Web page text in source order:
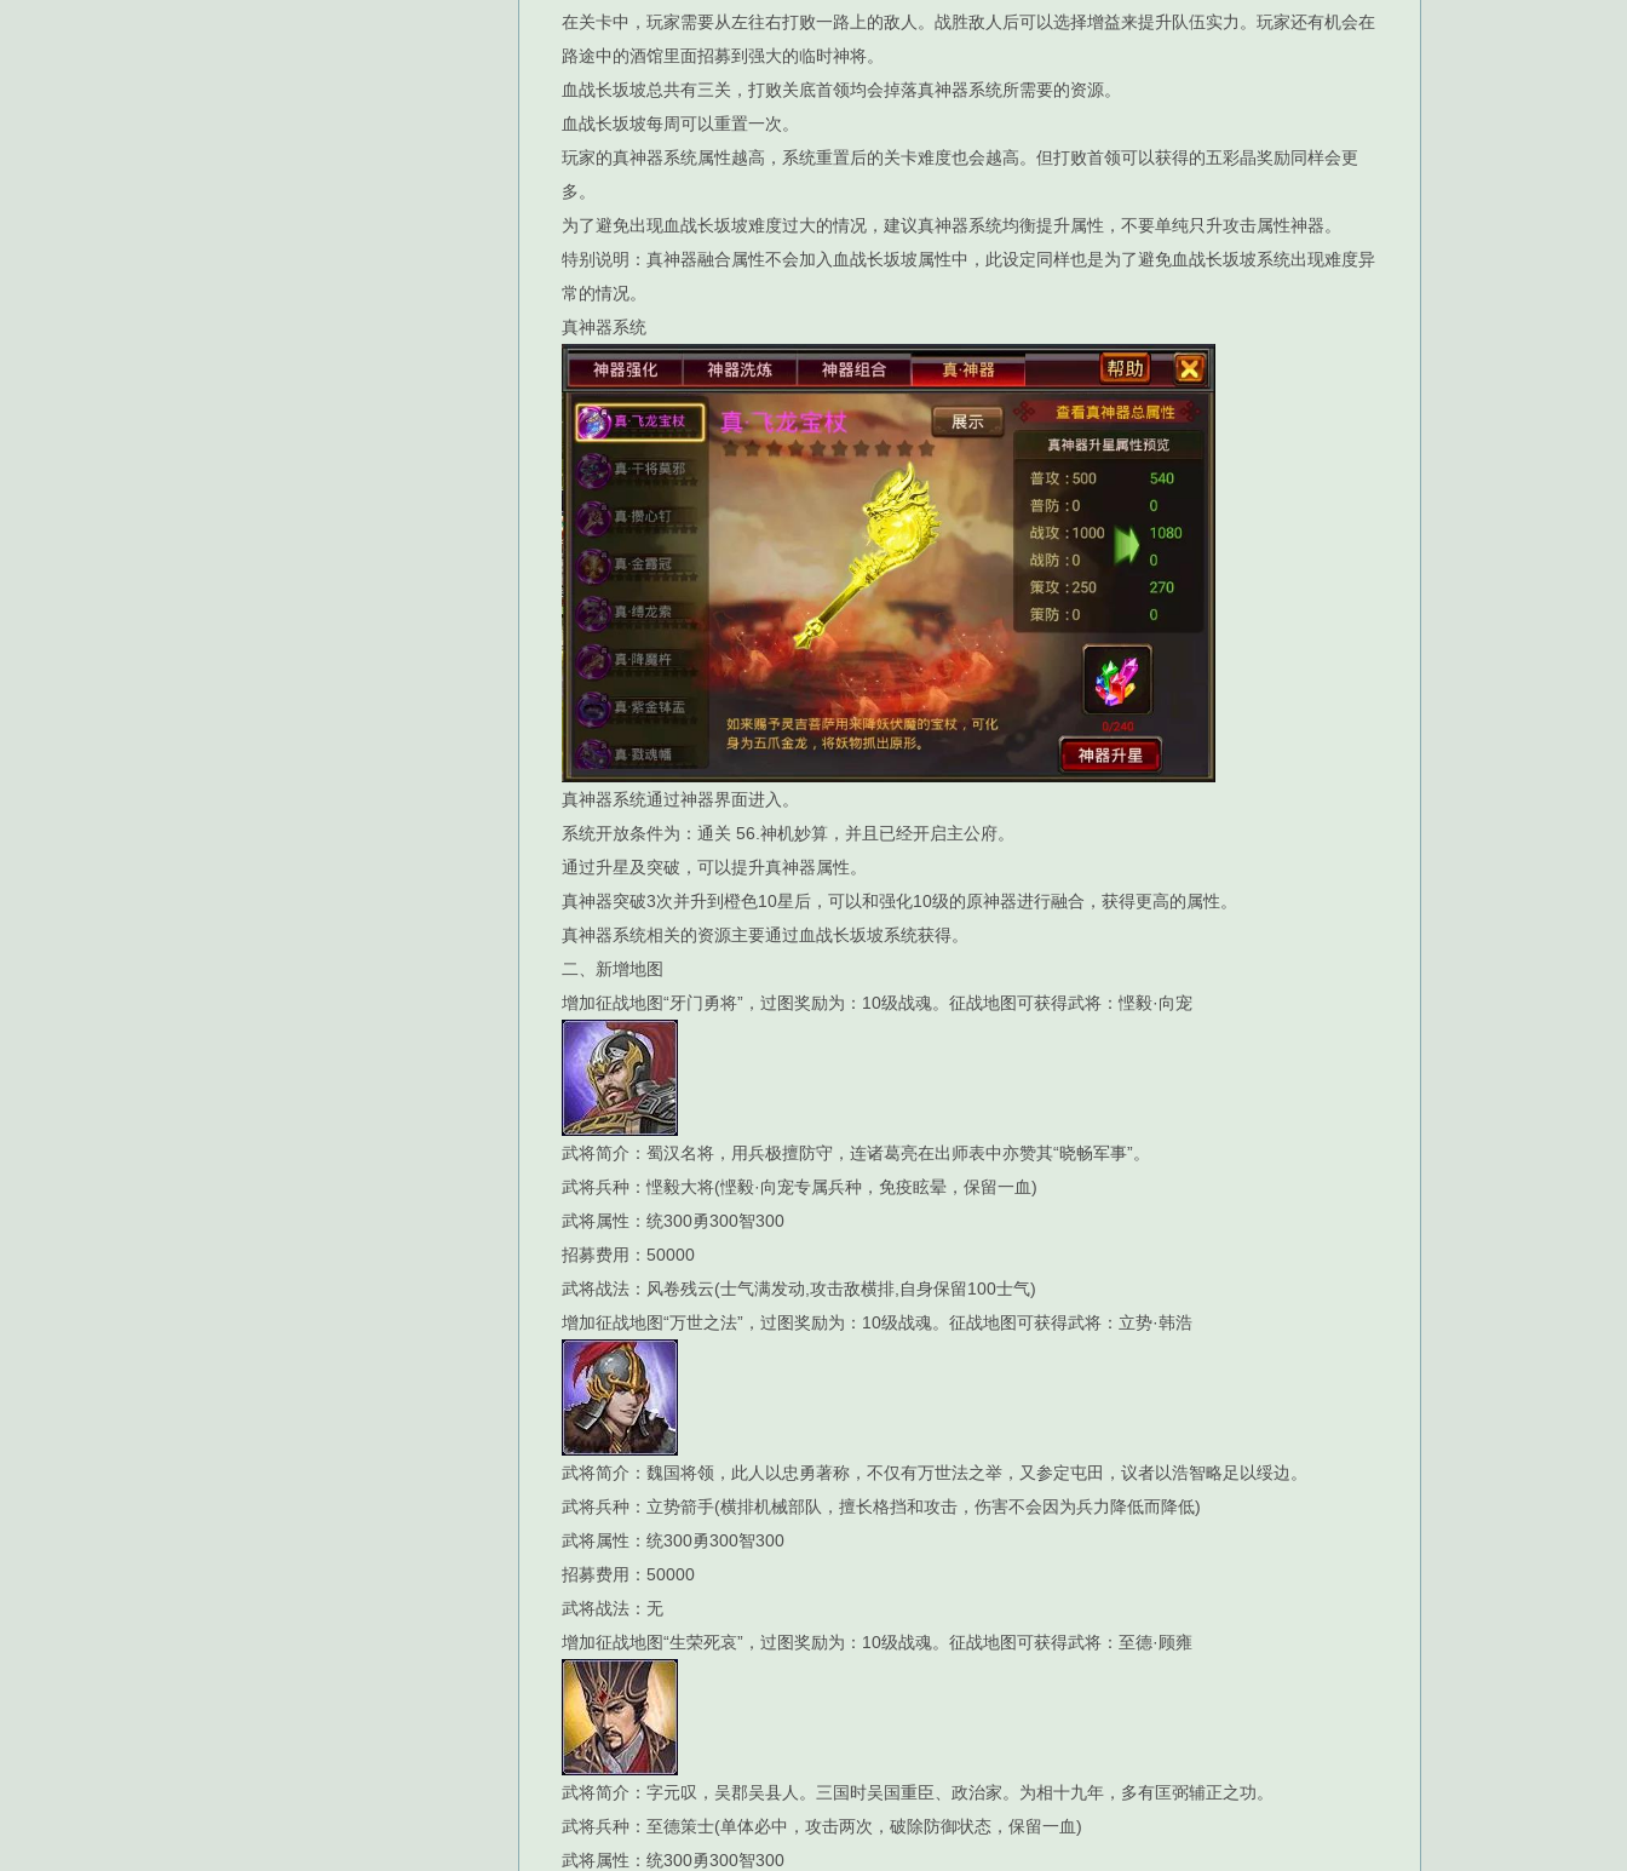
在关卡中，玩家需要从左往右打败一路上的敌人。战胜敌人后可以选择增益来提升队伍实力。玩家还有机会在
路途中的酒馆里面招募到强大的临时神将。
血战长坂坡总共有三关，打败关底首领均会掉落真神器系统所需要的资源。
血战长坂坡每周可以重置一次。
玩家的真神器系统属性越高，系统重置后的关卡难度也会越高。但打败首领可以获得的五彩晶奖励同样会更
多。
为了避免出现血战长坂坡难度过大的情况，建议真神器系统均衡提升属性，不要单纯只升攻击属性神器。
特别说明：真神器融合属性不会加入血战长坂坡属性中，此设定同样也是为了避免血战长坂坡系统出现难度异
常的情况。
真神器系统
真神器系统通过神器界面进入。
系统开放条件为：通关 56.神机妙算，并且已经开启主公府。
通过升星及突破，可以提升真神器属性。
真神器突破3次并升到橙色10星后，可以和强化10级的原神器进行融合，获得更高的属性。
真神器系统相关的资源主要通过血战长坂坡系统获得。
二、新增地图
增加征战地图“牙门勇将”，过图奖励为：10级战魂。征战地图可获得武将：悭毅·向宠
武将简介：蜀汉名将，用兵极擅防守，连诸葛亮在出师表中亦赞其“晓畅军事”。
武将兵种：悭毅大将(悭毅·向宠专属兵种，免疫眩晕，保留一血)
武将属性：统300勇300智300
招募费用：50000
武将战法：风卷残云(士气满发动,攻击敌横排,自身保留100士气)
增加征战地图“万世之法”，过图奖励为：10级战魂。征战地图可获得武将：立势·韩浩
武将简介：魏国将领，此人以忠勇著称，不仅有万世法之举，又参定屯田，议者以浩智略足以绥边。
武将兵种：立势箭手(横排机械部队，擅长格挡和攻击，伤害不会因为兵力降低而降低)
武将属性：统300勇300智300
招募费用：50000
武将战法：无
增加征战地图“生荣死哀”，过图奖励为：10级战魂。征战地图可获得武将：至德·顾雍
武将简介：字元叹，吴郡吴县人。三国时吴国重臣、政治家。为相十九年，多有匡弼辅正之功。
武将兵种：至德策士(单体必中，攻击两次，破除防御状态，保留一血)
武将属性：统300勇300智300